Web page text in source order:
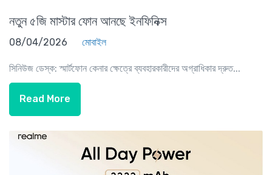
নতুন ৫জি মাস্টার ফোন আনছে ইনফিনিক্স
08/04/2026 মোবাইল
সিনিউজ ডেস্ক: স্মার্টফোন কেনার ক্ষেত্রে ব্যবহারকারীদের অগ্রাধিকার দ্রুত...
Read More